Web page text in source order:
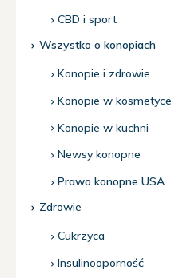
CBD i sport
Wszystko o konopiach
Konopie i zdrowie
Konopie w kosmetyce
Konopie w kuchni
Newsy konopne
Prawo konopne USA
Zdrowie
Cukrzyca
Insulinooporność